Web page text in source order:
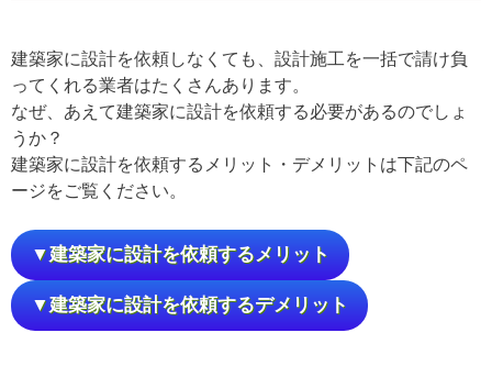
建築家に設計を依頼しなくても、設計施工を一括で請け負
ってくれる業者はたくさんあります。
なぜ、あえて建築家に設計を依頼する必要があるのでしょ
うか？
建築家に設計を依頼するメリット・デメリットは下記のペ
ージをご覧ください。
▼建築家に設計を依頼するメリット
▼建築家に設計を依頼するデメリット